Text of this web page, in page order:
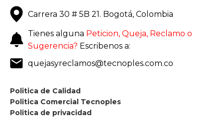
Carrera 30 # 5B 21. Bogotá, Colombia
Tienes alguna Peticion, Queja, Reclamo o
Sugerencia? Escribenos a:
quejasyreclamos@tecnoples.com.co
Politica de Calidad
Politica Comercial Tecnoples
Politica de privacidad